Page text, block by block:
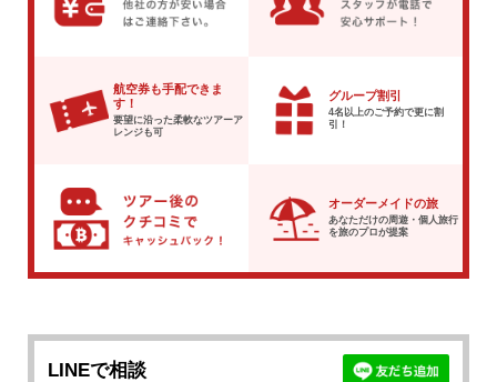
航空券も手配できま
す！
要望に沿った柔軟なツアーア
レンジも可
グループ割引
4名以上のご予約で更に割
引！
オーダーメイドの旅
あなただけの周遊・個人旅行
を旅のプロが提案
LINEで相談